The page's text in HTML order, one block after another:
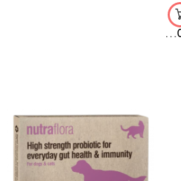
טרופיפט-שמפו קראטין 500 מל